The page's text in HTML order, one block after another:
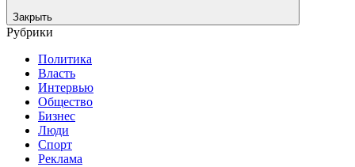
Закрыть
Рубрики
Политика
Власть
Интервью
Общество
Бизнес
Люди
Спорт
Реклама